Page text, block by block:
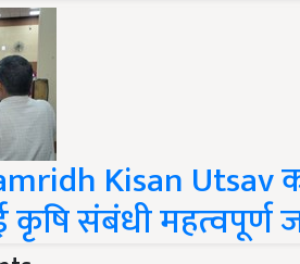
Kisan Utsav
कृषि संबंधी महत्वपूर्ण